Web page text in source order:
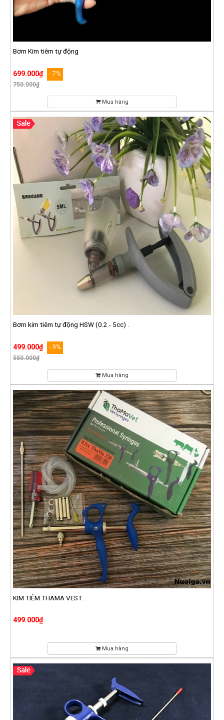
Bơm Kim tiêm tự động
699.000₫
- 7%
750.000₫
Mua hàng
Bơm kim tiêm tự động HSW (0.2 - 5cc) .
499.000₫
- 9%
550.000₫
Mua hàng
KIM TIÊM THAMA VEST .
499.000₫
Mua hàng